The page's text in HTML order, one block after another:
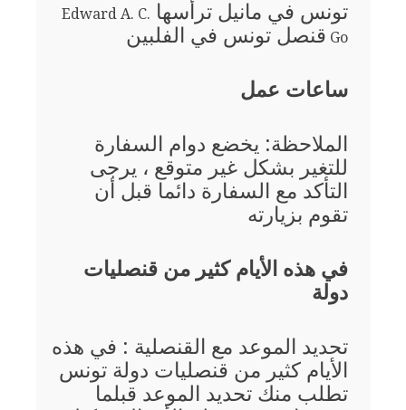
تونس في مانيل ترأسها Edward A. C.
Go قنصل تونس في الفلبين
ساعات عمل
الملاحظة: يخضع دوام السفارة
للتغير بشكل غير متوقع ، يرجى
التأكد مع السفارة دائما قبل أن
تقوم بزيارته
في هذه الأيام كثير من قنصليات
دولة
تحديد الموعد مع القنصلية : في هذه
الأيام كثير من قنصليات دولة تونس
تطلب منك تحديد الموعد قبلما